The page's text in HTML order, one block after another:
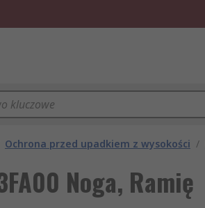
Ochrona przed upadkiem z wysokości /
Noga, Ramię